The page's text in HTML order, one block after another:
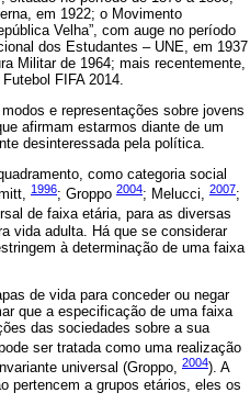
em 1922; o Movimento
Velha”, com auge no período
dos Estudantes – UNE, em 1937
Militar de 1964; mais recentemente,
FIFA 2014.
e representações sobre jovens
afirmam estarmos diante de um
desinteressada pela política.
como categoria social
1996; Groppo 2004; Melucci, 2007;
de faixa etária, para as diversas
vida adulta. Há que se considerar
à determinação de uma faixa
de vida para conceder ou negar
que a especificação de uma faixa
das sociedades sobre a sua
ser tratada como uma realização
universal (Groppo, 2004). A
pertencem a grupos etários, eles os